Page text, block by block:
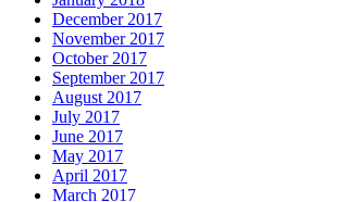
December 2017
November 2017
October 2017
September 2017
August 2017
July 2017
June 2017
May 2017
April 2017
March 2017